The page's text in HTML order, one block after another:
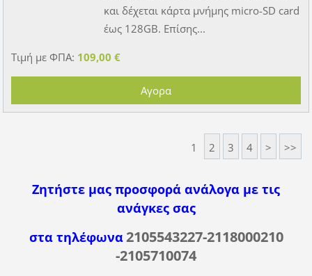
και δέχεται κάρτα μνήμης micro-SD card
έως 128GB. Επίσης...
Τιμή με ΦΠΑ: 109,00 €
1 2 3 4 > >>
Ζητήστε μας προσφορά ανάλογα με τις
ανάγκες σας
στα τηλέφωνα2105543227-2118000210
-2105710074